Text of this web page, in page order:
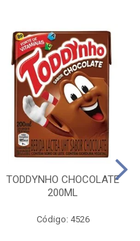
TODDYNHO CHOCOLATE
200ML
Código: 4526